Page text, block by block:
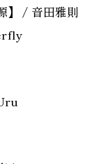
】 / 音田雅則